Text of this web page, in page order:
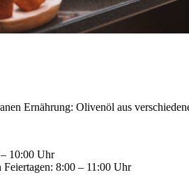
Ernährung: Olivenöl aus
10:00 Uhr
Feiertagen: 8:00 – 11:00 Uhr